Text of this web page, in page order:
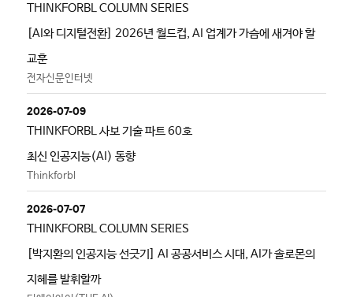
THINKFORBL COLUMN SERIES
[AI와 디지털전환] 2026년 월드컵, AI 업계가 가슴에 새겨야 할
교훈
전자신문인터넷
2026-07-09
THINKFORBL 사보 기술 파트 60호
최신 인공지능(AI) 동향
Thinkforbl
2026-07-07
THINKFORBL COLUMN SERIES
[박지환의 인공지능 선긋기] AI 공공서비스 시대, AI가 솔로몬의
지혜를 발휘할까